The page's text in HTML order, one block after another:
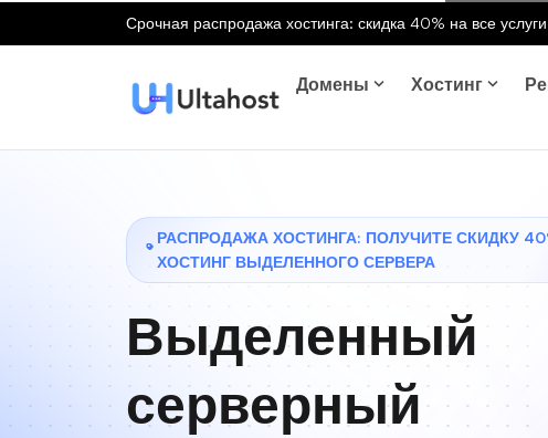
Срочная распродажа хостинга: скидка 40% на все
Домены Хостинг
РАСПРОДАЖА ХОСТИНГА: ПОЛУЧИТЕ СКИДКУ
ХОСТИНГ ВЫДЕЛЕННОГО СЕРВЕРА
Выделенный
серверный